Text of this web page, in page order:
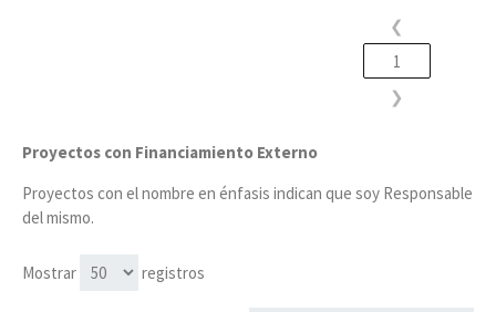
❮
1
❯
Proyectos con Financiamiento Externo
Proyectos con el nombre en énfasis indican que soy Responsable
del mismo.
Mostrar registros